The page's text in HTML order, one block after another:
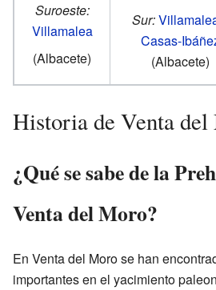
Suroeste:
Villamalea
(Albacete)
Sur:
Casas-
(Albacete)
Historia de Venta
¿Qué se sabe de la
Venta del Moro?
En Venta del Moro se han
importantes en el yacimiento